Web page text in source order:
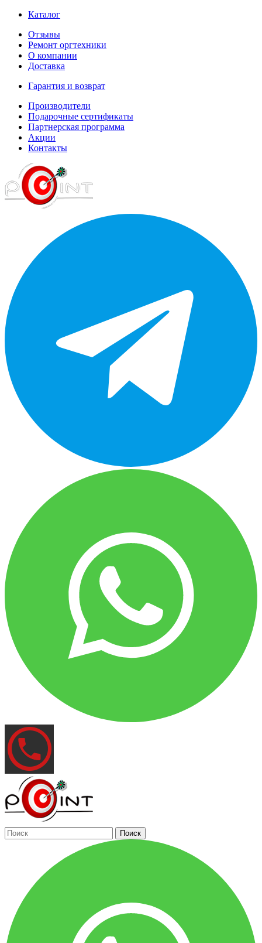
Каталог
Отзывы
Ремонт оргтехники
О компании
Доставка
Гарантия и возврат
Производители
Подарочные сертификаты
Партнерская программа
Акции
Контакты
Поиск